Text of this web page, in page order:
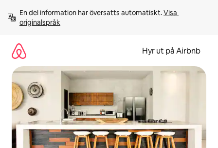
innehåll
En del information har översatts automatiskt. Visa
originalspråk
Hyr ut på Airbnb